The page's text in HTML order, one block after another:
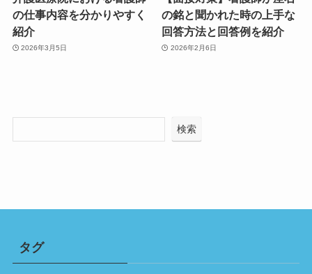
の仕事内容を分かりやすく
紹介
2026年3月5日
の銘と聞かれた時の上手な
回答方法と回答例を紹介
2026年2月6日
検索
タグ